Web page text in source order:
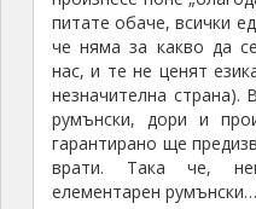
питате обаче, всички
че няма за какво да
нас, и те не ценят
незначителна
румънски, дори и
гарантирано ще
врати. Така че,
елементарен румънски…